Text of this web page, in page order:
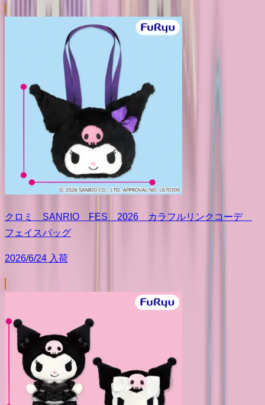
クロミ SANRIO FES 2026 カラフルリンクコーデ
フェイスバッグ
2026/6/24 入荷